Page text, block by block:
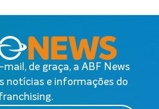
mail, de graça, a ABF News
notícias e informações do